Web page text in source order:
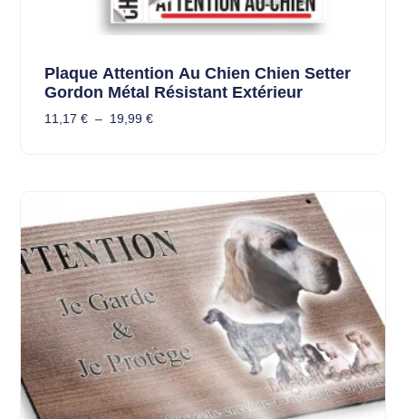
Plaque Attention Au Chien Chien Setter
Gordon Métal Résistant Extérieur
11,17 € – 19,99 €